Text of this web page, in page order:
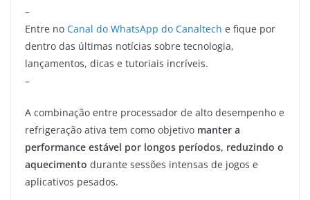
–
Entre no Canal do WhatsApp do Canaltech e fique por
dentro das últimas notícias sobre tecnologia,
lançamentos, dicas e tutoriais incríveis.
–
A combinação entre processador de alto desempenho e
refrigeração ativa tem como objetivo manter a
performance estável por longos períodos, reduzindo o
aquecimento durante sessões intensas de jogos e
aplicativos pesados.